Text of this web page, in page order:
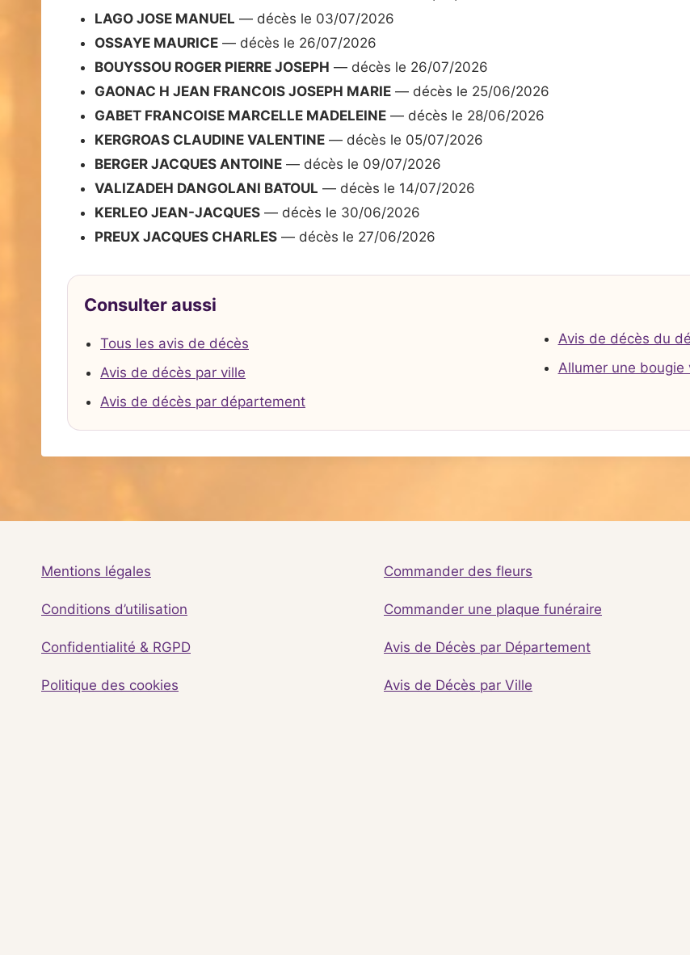
LAGO JOSE MANUEL — décès le 03/07/2026
OSSAYE MAURICE — décès le 26/07/2026
BOUYSSOU ROGER PIERRE JOSEPH — décès le 26/07/2026
GAONAC H JEAN FRANCOIS JOSEPH MARIE — décès le 25/06/2026
GABET FRANCOISE MARCELLE MADELEINE — décès le 28/06/2026
KERGROAS CLAUDINE VALENTINE — décès le 05/07/2026
BERGER JACQUES ANTOINE — décès le 09/07/2026
VALIZADEH DANGOLANI BATOUL — décès le 14/07/2026
KERLEO JEAN-JACQUES — décès le 30/06/2026
PREUX JACQUES CHARLES — décès le 27/06/2026
Consulter aussi
Tous les avis de décès
Avis de décès par ville
Avis de décès par département
Avis de décès du
Allumer une bougie
Mentions légales
Conditions d’utilisation
Confidentialité & RGPD
Politique des cookies
Commander des fleurs
Commander une plaque funéraire
Avis de Décès par Département
Avis de Décès par Ville